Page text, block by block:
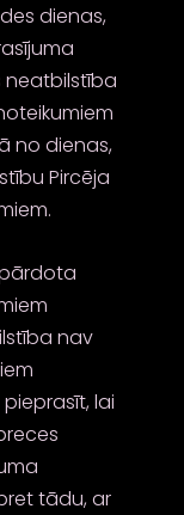
dienas,
neatbilstība
no dienas,
Pircēja
nav
lai
tādu, ar